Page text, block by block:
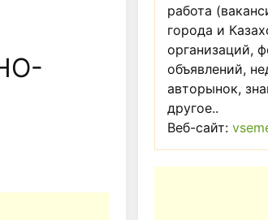
работа
города и
организаций,
объявлений,
авторынок,
другое..
Веб-сайт: